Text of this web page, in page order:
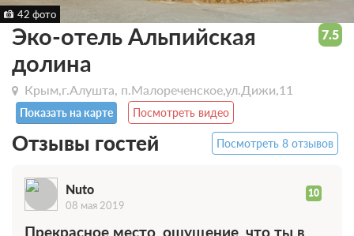
42 фото
Эко-отель Альпийская
долина
Крым,г.Алушта, п.Малореченское,ул.Дижи,11
Показать на карте Посмотреть видео
7.5
Отзывы гостей Посмотреть 8 отзывов
Nuto 10
08 мая 2019
Прекрасное место, ощущение, что ты в